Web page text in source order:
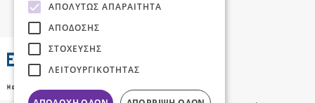
ΑΠΟΛΎΤΩΣ ΑΠΑΡΑΊΤΗΤΑ
ΑΠΌΔΟΣΗΣ
ΣΤΌΧΕΥΣΗΣ
ΛΕΙΤΟΥΡΓΙΚΌΤΗΤΑΣ